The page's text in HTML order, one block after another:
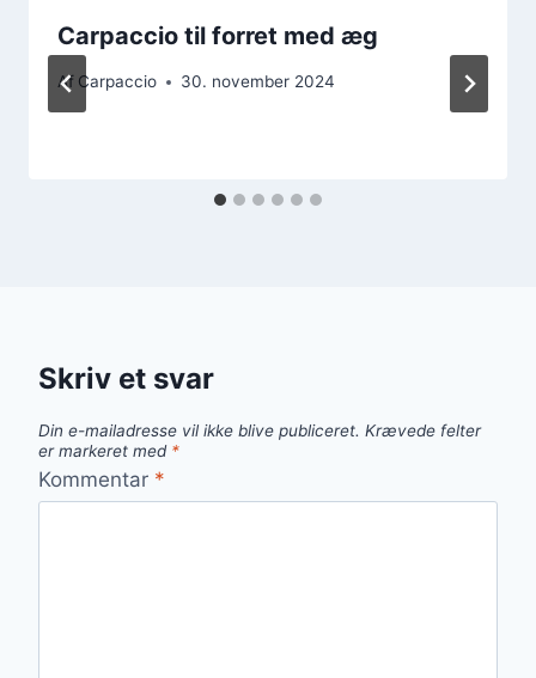
Carpaccio til forret med æg
Af Carpaccio 30. november 2024
Skriv et svar
Din e-mailadresse vil ikke blive publiceret. Krævede felter
er markeret med *
Kommentar *